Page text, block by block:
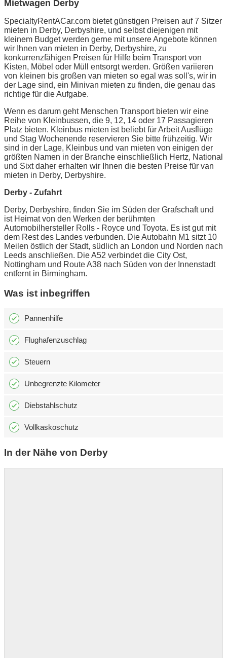
Mietwagen Derby
SpecialtyRentACar.com bietet günstigen Preisen auf 7 Sitzer
mieten in Derby, Derbyshire, und selbst diejenigen mit
kleinem Budget werden gerne mit unsere Angebote können
wir Ihnen van mieten in Derby, Derbyshire, zu
konkurrenzfähigen Preisen für Hilfe beim Transport von
Kisten, Möbel oder Müll entsorgt werden. Größen variieren
von kleinen bis großen van mieten so egal was soll's, wir in
der Lage sind, ein Minivan mieten zu finden, die genau das
richtige für die Aufgabe.
Wenn es darum geht Menschen Transport bieten wir eine
Reihe von Kleinbussen, die 9, 12, 14 oder 17 Passagieren
Platz bieten. Kleinbus mieten ist beliebt für Arbeit Ausflüge
und Stag Wochenende reservieren Sie bitte frühzeitig. Wir
sind in der Lage, Kleinbus und van mieten von einigen der
größten Namen in der Branche einschließlich Hertz, National
und Sixt daher erhalten wir Ihnen die besten Preise für van
mieten in Derby, Derbyshire.
Derby - Zufahrt
Derby, Derbyshire, finden Sie im Süden der Grafschaft und
ist Heimat von den Werken der berühmten
Automobilhersteller Rolls - Royce und Toyota. Es ist gut mit
dem Rest des Landes verbunden. Die Autobahn M1 sitzt 10
Meilen östlich der Stadt, südlich an London und Norden nach
Leeds anschließen. Die A52 verbindet die City Ost,
Nottingham und Route A38 nach Süden von der Innenstadt
entfernt in Birmingham.
Was ist inbegriffen
Pannenhilfe
Flughafenzuschlag
Steuern
Unbegrenzte Kilometer
Diebstahlschutz
Vollkaskoschutz
In der Nähe von Derby